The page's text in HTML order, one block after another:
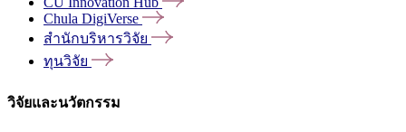
Chula DigiVerse
สำนักบริหารวิจัย
ทุนวิจัย
วิจัยและนวัตกรรม